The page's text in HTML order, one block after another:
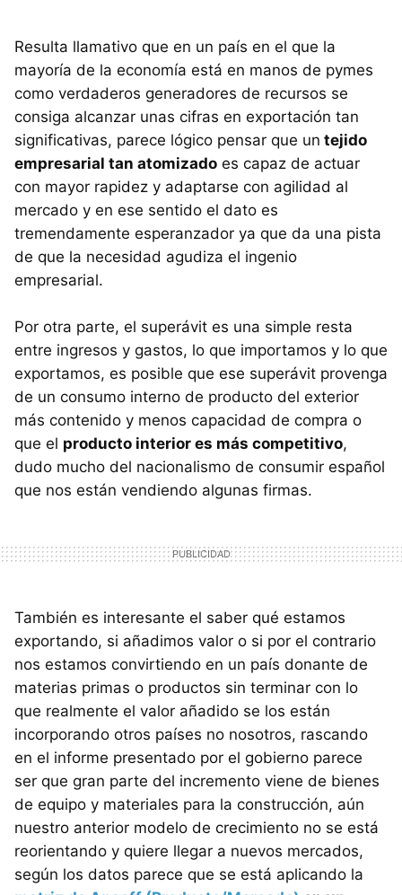
Resulta llamativo que en un país en el que la
mayoría de la economía está en manos de pymes
como verdaderos generadores de recursos se
consiga alcanzar unas cifras en exportación tan
significativas, parece lógico pensar que un tejido
empresarial tan atomizado es capaz de actuar
con mayor rapidez y adaptarse con agilidad al
mercado y en ese sentido el dato es
tremendamente esperanzador ya que da una pista
de que la necesidad agudiza el ingenio
empresarial.
Por otra parte, el superávit es una simple resta
entre ingresos y gastos, lo que importamos y lo que
exportamos, es posible que ese superávit provenga
de un consumo interno de producto del exterior
más contenido y menos capacidad de compra o
que el producto interior es más competitivo,
dudo mucho del nacionalismo de consumir español
que nos están vendiendo algunas firmas.
También es interesante el saber qué estamos
exportando, si añadimos valor o si por el contrario
nos estamos convirtiendo en un país donante de
materias primas o productos sin terminar con lo
que realmente el valor añadido se los están
incorporando otros países no nosotros, rascando
en el informe presentado por el gobierno parece
ser que gran parte del incremento viene de bienes
de equipo y materiales para la construcción, aún
nuestro anterior modelo de crecimiento no se está
reorientando y quiere llegar a nuevos mercados,
según los datos parece que se está aplicando la